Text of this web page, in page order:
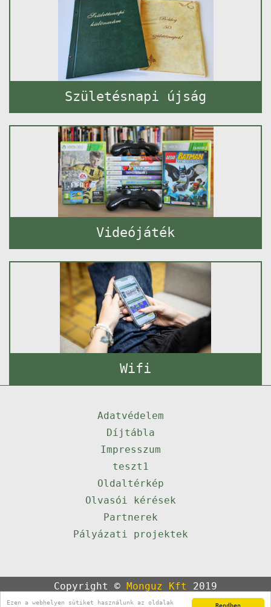
Rendben
Ezen a webhelyen sütiket használunk az oldalak
Születésnapi újság
Videójáték
Wifi
Adatvédelem
Díjtábla
Impresszum
teszt1
Oldaltérkép
Olvasói kérések
Partnerek
Pályázati projektek
Copyright © Monguz Kft
2019
Powered byQulto